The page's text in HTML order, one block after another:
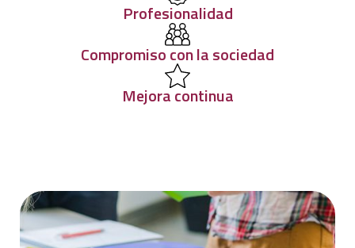
Profesionalidad
Compromiso con la sociedad
Mejora continua